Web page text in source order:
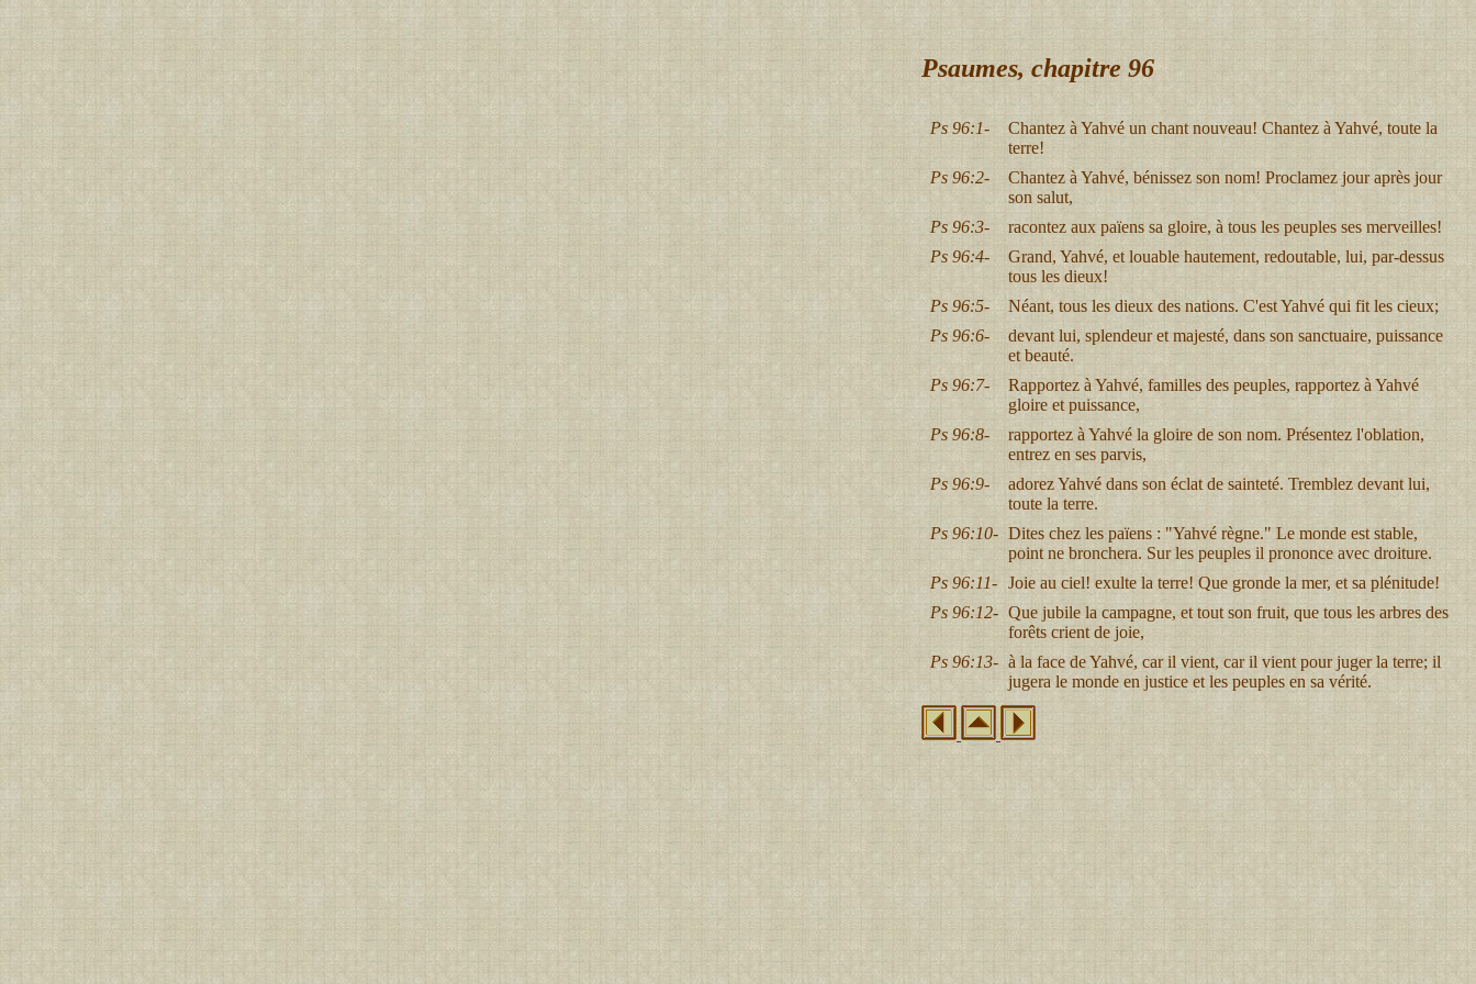
Psaumes, chapitre 96
Ps 96:1-
Chantez à Yahvé un chant nouveau! Chantez à Yahvé, toute la
terre!
Ps 96:2-
Chantez à Yahvé, bénissez son nom! Proclamez jour après jour
son salut,
Ps 96:3-
racontez aux païens sa gloire, à tous les peuples ses merveilles!
Ps 96:4-
Grand, Yahvé, et louable hautement, redoutable, lui, par-dessus
tous les dieux!
Ps 96:5-
Néant, tous les dieux des nations. C'est Yahvé qui fit les cieux;
Ps 96:6-
devant lui, splendeur et majesté, dans son sanctuaire, puissance
et beauté.
Ps 96:7-
Rapportez à Yahvé, familles des peuples, rapportez à Yahvé
gloire et puissance,
Ps 96:8-
rapportez à Yahvé la gloire de son nom. Présentez l'oblation,
entrez en ses parvis,
Ps 96:9-
adorez Yahvé dans son éclat de sainteté. Tremblez devant lui,
toute la terre.
Ps 96:10- Dites chez les païens : "Yahvé règne." Le monde est stable,
point ne bronchera. Sur les peuples il prononce avec droiture.
Ps 96:11- Joie au ciel! exulte la terre! Que gronde la mer, et sa plénitude!
Ps 96:12- Que jubile la campagne, et tout son fruit, que tous les arbres des
forêts crient de joie,
Ps 96:13- à la face de Yahvé, car il vient, car il vient pour juger la terre; il
jugera le monde en justice et les peuples en sa vérité.